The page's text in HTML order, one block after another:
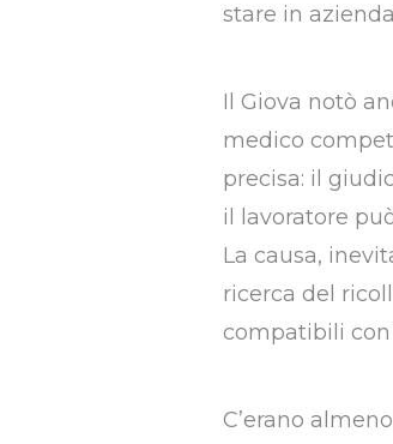
stare in
Il Giova notò
medico
precisa: il
il lavoratore
La causa,
ricerca del
compatibili
C’erano